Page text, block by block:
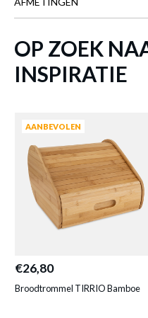
BREEDTE
HOOGTE
OP ZOEK
INSPIRATIE
AANBEVOLEN
€26,80
Broodtrommel TIRRIO Bamboe
Broodtrommel
Transp.is toegevoegd
Productnummer: Y14450001006